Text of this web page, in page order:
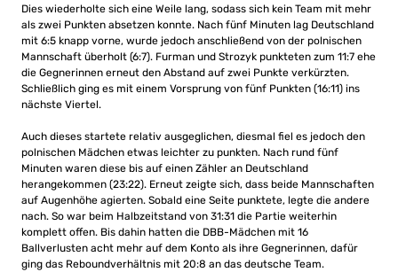
Dies wiederholte sich eine Weile lang, sodass sich kein Team mit mehr
als zwei Punkten absetzen konnte. Nach fünf Minuten lag Deutschland
mit 6:5 knapp vorne, wurde jedoch anschließend von der polnischen
Mannschaft überholt (6:7). Furman und Strozyk punkteten zum 11:7 ehe
die Gegnerinnen erneut den Abstand auf zwei Punkte verkürzten.
Schließlich ging es mit einem Vorsprung von fünf Punkten (16:11) ins
nächste Viertel.
Auch dieses startete relativ ausgeglichen, diesmal fiel es jedoch den
polnischen Mädchen etwas leichter zu punkten. Nach rund fünf
Minuten waren diese bis auf einen Zähler an Deutschland
herangekommen (23:22). Erneut zeigte sich, dass beide Mannschaften
auf Augenhöhe agierten. Sobald eine Seite punktete, legte die andere
nach. So war beim Halbzeitstand von 31:31 die Partie weiterhin
komplett offen. Bis dahin hatten die DBB-Mädchen mit 16
Ballverlusten acht mehr auf dem Konto als ihre Gegnerinnen, dafür
ging das Reboundverhältnis mit 20:8 an das deutsche Team.